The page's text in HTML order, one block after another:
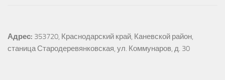
Адрес: 353720, Краснодарский край, Каневской район,
станица Стародеревянковская, ул. Коммунаров, д. 30